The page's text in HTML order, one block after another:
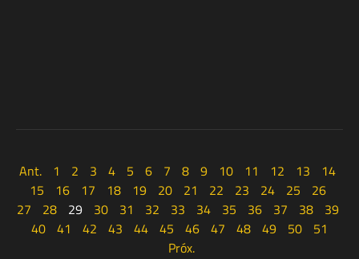
Ant. 1 2 3 4 5 6 7 8 9 10 11 12 13
14
15
16 17 18 19 20 21 22 23 24 25
26
27
28 29 30 31 32 33 34 35 36 37 38
39
40 41 42 43 44 45 46 47 48 49 50
51
Próx.